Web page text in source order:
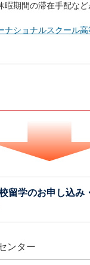
暇期間の滞在手配など
ナショナルスクール
留学のお申し込み
ンター